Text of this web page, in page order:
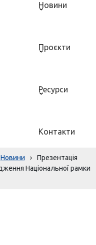
Новини
Проєкти
Ресурси
Контакти
Новини ›
Презентація
Національної рамки